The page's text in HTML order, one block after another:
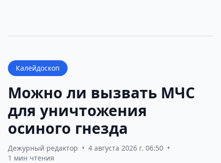
Калейдоскоп
Можно ли вызвать МЧС
для уничтожения
осиного гнезда
Дежурный редактор • 4 августа 2026 г. 06:50 •
1 мин чтения